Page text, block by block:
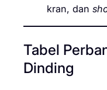
kran, dan
Tabel
Dinding